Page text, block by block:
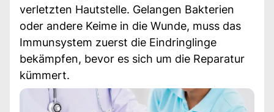
verletzten Hautstelle. Gelangen Bakterien
oder andere Keime in die Wunde, muss das
Immunsystem zuerst die Eindringlinge
bekämpfen, bevor es sich um die Reparatur
kümmert.